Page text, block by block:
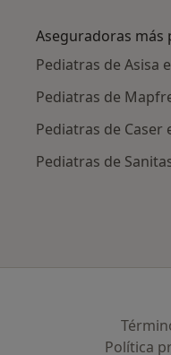
Aseguradoras más
Pediatras de Asisa
Pediatras de
Pediatras de Caser
Pediatras de
Política